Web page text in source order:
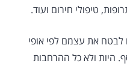
טיפולי חירום ועוד.
לבטח את עצמם לפי אופי
היות ולא כל ההרחבות